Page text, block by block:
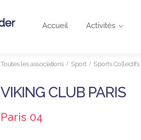
Accueil Activités
Toutes les associations Sport Sports Collectifs
VIKING CLUB PARIS
Paris 04